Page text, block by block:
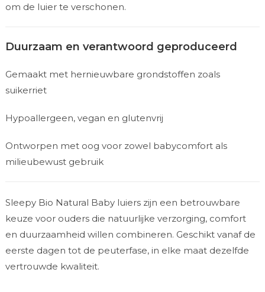
om de luier te verschonen.
Duurzaam en verantwoord geproduceerd
Gemaakt met hernieuwbare grondstoffen zoals
suikerriet
Hypoallergeen, vegan en glutenvrij
Ontworpen met oog voor zowel babycomfort als
milieubewust gebruik
Sleepy Bio Natural Baby luiers zijn een betrouwbare
keuze voor ouders die natuurlijke verzorging, comfort
en duurzaamheid willen combineren. Geschikt vanaf de
eerste dagen tot de peuterfase, in elke maat dezelfde
vertrouwde kwaliteit.